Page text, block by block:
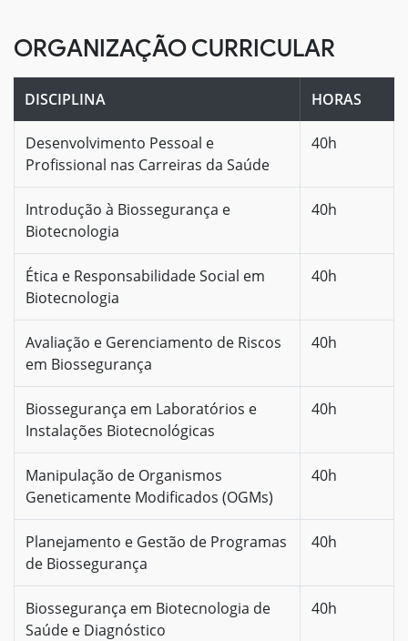
ORGANIZAÇÃO CURRICULAR
DISCIPLINA HORAS
Desenvolvimento Pessoal e
Profissional nas Carreiras da Saúde
40h
Introdução à Biossegurança e
Biotecnologia
40h
Ética e Responsabilidade Social em
Biotecnologia
40h
Avaliação e Gerenciamento de Riscos
em Biossegurança
40h
Biossegurança em Laboratórios e
Instalações Biotecnológicas
40h
Manipulação de Organismos
Geneticamente Modificados (OGMs)
40h
Planejamento e Gestão de Programas
de Biossegurança
40h
Biossegurança em Biotecnologia de
Saúde e Diagnóstico
40h